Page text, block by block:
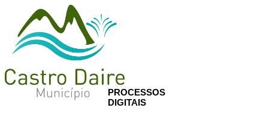
PROCESSOS
DIGITAIS